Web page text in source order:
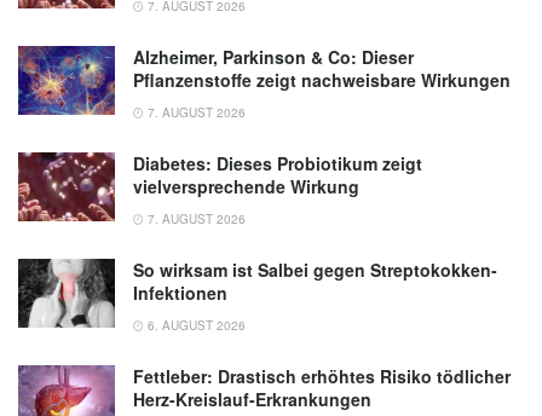
7. AUGUST 2026
Alzheimer, Parkinson & Co: Dieser
Pflanzenstoffe zeigt nachweisbare Wirkungen
7. AUGUST 2026
Diabetes: Dieses Probiotikum zeigt
vielversprechende Wirkung
7. AUGUST 2026
So wirksam ist Salbei gegen Streptokokken-
Infektionen
6. AUGUST 2026
Fettleber: Drastisch erhöhtes Risiko tödlicher
Herz-Kreislauf-Erkrankungen